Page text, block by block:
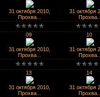
31 октября 2010,
Прохва...
31 октября
09
31 октября 2010,
Прохва...
10
31 октября
13
31 октября 2010,
Прохва...
14
31 октября